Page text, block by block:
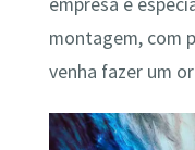
montagem, com
venha fazer um